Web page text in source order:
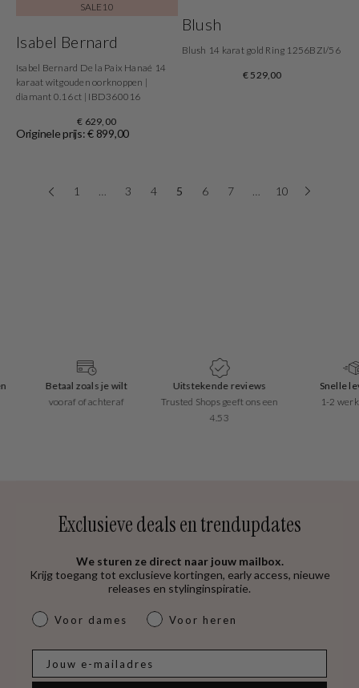
SALE10
Isabel Bernard
Isabel Bernard De la Paix Hanaé 14
karaat witgouden oorknoppen |
diamant 0.16 ct | IBD360016
€ 629,00
Originele prijs: € 899,00
Blush
Blush 14 karat gold Ring 1256BZI/56
€ 529,00
1 3 4 5 6 7 10
Betaal zoals je wilt
vooraf of achteraf
Uitstekende reviews
Trusted Shops geeft ons een
Snelle levering
1-2 werkdagen
Exclusieve deals en trendupdates
We sturen ze direct naar jouw mailbox.
Krijg toegang tot exclusieve kortingen, early access, nieuwe
releases en stylinginspiratie.
dames & heren
Voor dames Voor heren